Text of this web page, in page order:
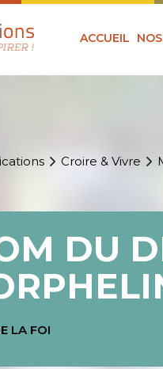
ACCUEIL
Croire & Vivre
DU
LA FOI